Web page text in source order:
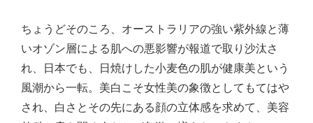
ちょうどそのころ、オーストラリアの強い紫外線と薄
いオゾン層による肌への悪影響が報道で取り沙汰さ
れ、日本でも、日焼けした小麦色の肌が健康美という
風潮から一転。美白こそ女性美の象徴としてもてはや
され、白さとその先にある顔の立体感を求めて、美容